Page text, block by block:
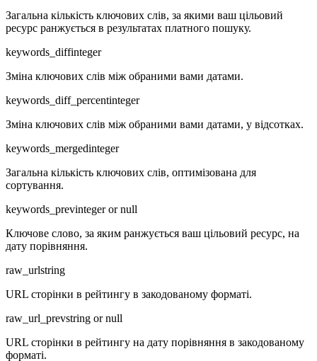
Загальна кількість ключових слів, за якими ваш цільовий
ресурс ранжується в результатах платного пошуку.
keywords_diffinteger
Зміна ключових слів між обраними вами датами.
keywords_diff_percentinteger
Зміна ключових слів між обраними вами датами, у відсотках.
keywords_mergedinteger
Загальна кількість ключових слів, оптимізована для
сортування.
keywords_previnteger or null
Ключове слово, за яким ранжується ваш цільовий ресурс, на
дату порівняння.
raw_urlstring
URL сторінки в рейтингу в закодованому форматі.
raw_url_prevstring or null
URL сторінки в рейтингу на дату порівняння в закодованому
форматі.